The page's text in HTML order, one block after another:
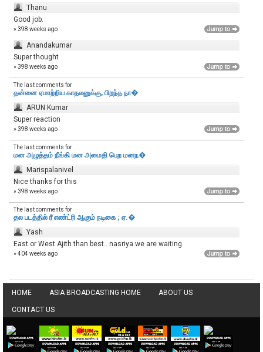
Thanu
Good job.
» 398 weeks ago
Anandakumar
Super thought
» 398 weeks ago
The last comments for
தன்னை ஏமாற்றிய காதலனுக்கு, பிறந்த நா�
ARUN Kumar
Super reaction
» 398 weeks ago
The last comments for
மன அழுத்தம் நீங்கி மன அமைதி பெற‌ மனந�
Marispalanivel
Nice thanks for this
» 398 weeks ago
The last comments for
தல படத்தில் ரீ எண்ட்ரி ஆகும் நடிகை ; ஏ.�
Yash
East or West Ajith than best.. nasriya we are waiting
» 404 weeks ago
HOME ASIA BROADCASTING HOME ABOUT US
CONTACT US